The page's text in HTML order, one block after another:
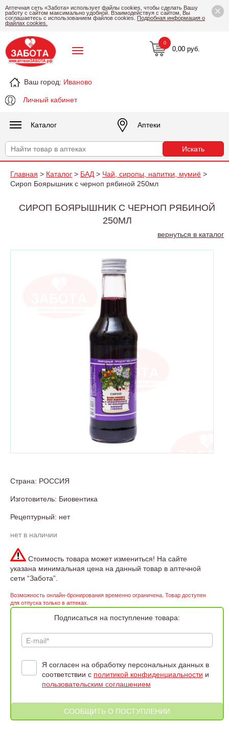
×
Аптечная сеть «Забота» использует файлы cookies, чтобы сделать Вашу
работу с сайтом максимально удобной. Взаимодействуя с сайтом, Вы
соглашаетесь с использованием файлов cookies. Подробная информация о
файлах cookies.
Ваш город: Иваново
Личный кабинет
0,00 руб.
0
Каталог Аптеки
Главная > Каталог > БАД > Чай, сиропы, напитки, мумиё >
Сироп Боярышник с черноп рябиной 250мл
СИРОП БОЯРЫШНИК С ЧЕРНОП РЯБИНОЙ
250МЛ
вернуться в каталог
Страна: РОССИЯ
Изготовитель: Биовентика
Рецептурный: нет
нет в наличии
Стоимость товара может измениться! На сайте
указана минимальная цена на данный товар в аптечной
сети “Забота”.
Возможность онлайн-бронирования временно ограничена. Товар доступен
для отпуска только в аптеках.
Подписаться на поступление товара:
E-mail*
Я согласен на обработку персональных данных в
соответствии с политикой конфиденциальности и
пользовательским соглашением